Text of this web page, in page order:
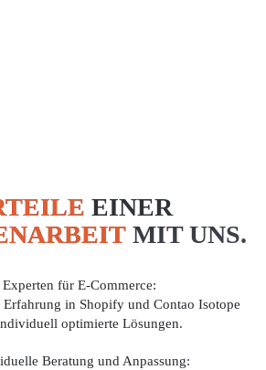
EINER
MIT UNS.
Experten für E-Commerce:
in Shopify und Contao Isotope
optimierte Lösungen.
Beratung und Anpassung: